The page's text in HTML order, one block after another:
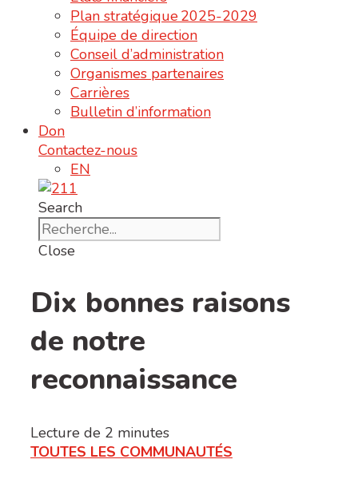
Plan stratégique 2025-2029
Équipe de direction
Conseil d’administration
Organismes partenaires
Carrières
Bulletin d’information
Don
Contactez-nous
EN
Search
Close
Dix bonnes raisons
de notre
reconnaissance
Lecture de 2 minutes
TOUTES LES COMMUNAUTÉS